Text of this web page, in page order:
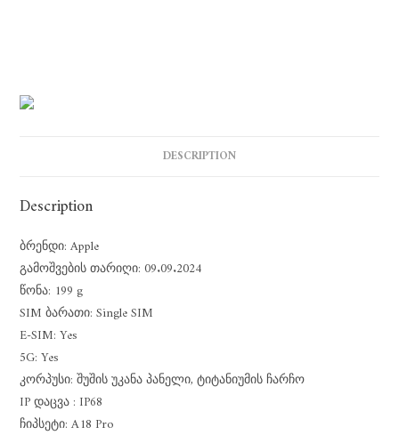
DESCRIPTION
Description
ბრენდი: Apple
გამოშვების თარიღი: 09.09.2024
წონა: 199 g
SIM ბარათი: Single SIM
E-SIM: Yes
5G: Yes
კორპუსი: შუშის უკანა პანელი, ტიტანიუმის ჩარჩო
IP დაცვა : IP68
ჩიპსეტი: A18 Pro